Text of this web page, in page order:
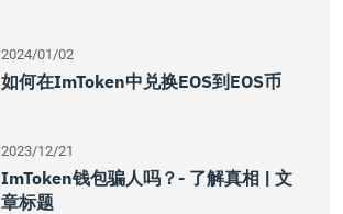
2024/01/02
如何在imToken中兑换EOS到EOS币
2023/12/21
ImToken钱包骗人吗？- 了解真相 | 文
章标题